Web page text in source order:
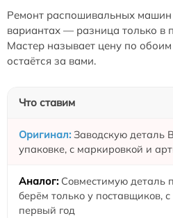
Ремонт распошивальных
вариантах — разница только в
Мастер называет цену по
остаётся за вами.
Что ставим
Заводскую деталь
упаковке, с маркировкой и
Совместимую деталь
берём только у поставщиков,
первый год